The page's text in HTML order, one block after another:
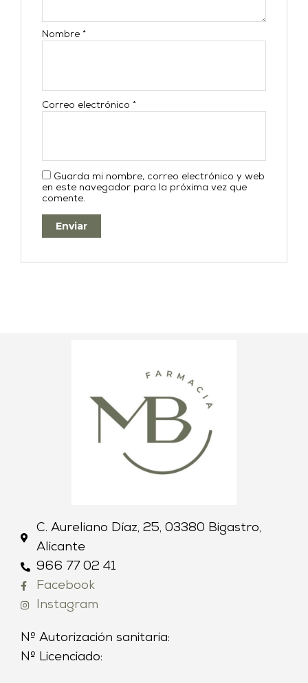
Nombre*
Correo electrónico*
Guarda mi nombre, correo electrónico y web
en este navegador para la próxima vez que
comente.
C. Aureliano Díaz, 25, 03380 Bigastro,
Alicante
966 77 02 41
Facebook
Instagram
Nº Autorización sanitaria:
Nº Licenciado: